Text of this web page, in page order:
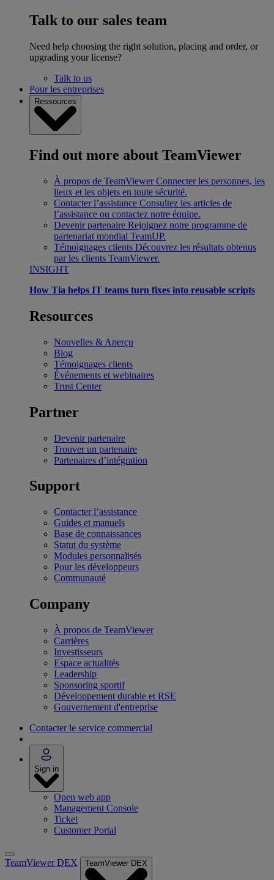
Talk to our sales team
Need help choosing the right solution, placing and order, or
upgrading your license?
Talk to us
Pour les entreprises
Ressources
Find out more about TeamViewer
À propos de TeamViewer Connecter les personnes, les
lieux et les objets en toute sécurité.
Contacter l’assistance Consultez les articles de
l’assistance ou contactez notre équipe.
Devenir partenaire Rejoignez notre programme de
partenariat mondial TeamUP.
Témoignages clients Découvrez les résultats obtenus
par les clients TeamViewer.
INSIGHT
How Tia helps IT teams turn fixes into reusable scripts
Resources
Nouvelles & Aperçu
Blog
Témoignages clients
Événements et webinaires
Trust Center
Partner
Devenir partenaire
Trouver un partenaire
Partenaires d’intégration
Support
Contacter l’assistance
Guides et manuels
Base de connaissances
Statut du système
Modules personnalisés
Pour les développeurs
Communauté
Company
À propos de TeamViewer
Carrières
Investisseurs
Espace actualités
Leadership
Sponsoring sportif
Développement durable et RSE
Gouvernement d'entreprise
Contacter le service commercial
Sign in
Open web app
Management Console
Ticket
Customer Portal
TeamViewer DEX TeamViewer DEX